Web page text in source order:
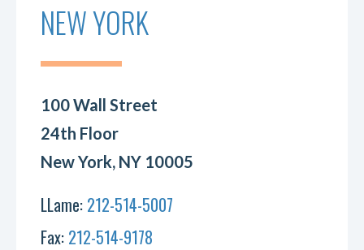
NEW YORK
100 Wall Street
24th Floor
New York, NY 10005
LLame: 212-514-5007
Fax: 212-514-9178